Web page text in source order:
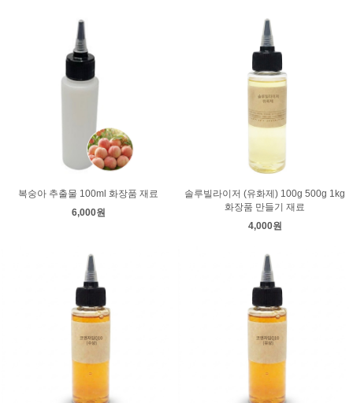
복숭아 추출물 100ml 화장품 재료
6,000원
솔루빌라이저 (유화제) 100g 500g 1kg
화장품 만들기 재료
4,000원